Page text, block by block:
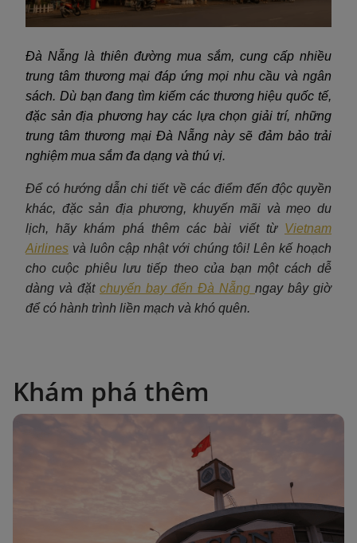
Đà Nẵng là thiên đường mua sắm, cung cấp nhiều
trung tâm thương mại đáp ứng mọi nhu cầu và ngân
sách. Dù bạn đang tìm kiếm các thương hiệu quốc tế,
đặc sản địa phương hay các lựa chọn giải trí, những
trung tâm thương mại Đà Nẵng này sẽ đảm bảo trải
nghiệm mua sắm đa dạng và thú vị.
Để có hướng dẫn chi tiết về các điểm đến độc quyền
khác, đặc sản địa phương, khuyến mãi và mẹo du
lịch, hãy khám phá thêm các bài viết từ Vietnam
Airlines và luôn cập nhật với chúng tôi! Lên kế hoạch
cho cuộc phiêu lưu tiếp theo của bạn một cách dễ
dàng và đặt chuyến bay đến Đà Nẵng ngay bây giờ
để có hành trình liền mạch và khó quên.
Khám phá thêm